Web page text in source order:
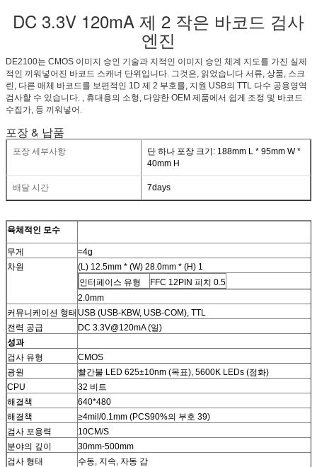
DC 3.3V 120mA 제 2 작은 바코드 검사
엔진
DE2100는 CMOS 이미지 승인 기술과 지적인 이미지 승인 체계 지도를 가진 실제
적인 끼워넣어진 바코드 스캐너 단위입니다. 그것은, 읽었습니다 서류, 상품, 스크
린, 다른 매체 바코드를 보편적인 1D 제 2 부호를, 지원 USB의 TTL 다수 공용영역
검사할 수 있습니다. , 휴대용의 소형, 다양한 OEM 제품에서 쉽게 조정 및 바코드
수집가, 등 끼워넣어.
포장 & 납품
포장 세부사항
단 하나 포장 크기: 188mm L * 95mm W *
40mm H
배달 시간 7days
육체적인 모수
무게
≈4g
차원
(L) 12.5mm * (W) 28.0mm * (H) 1
인터페이스 유형
FFC 12PIN 피치 0.5
2.0mm
커뮤니케이션 형태 USB (USB-KBW, USB-COM), TTL
전력 공급
DC 3.3V@120mA (일)
성과
검사 유형
CMOS
광원
빨간불 LED 625±10nm (목표), 5600K LEDs (점화)
CPU
32 비트
해결책
640*480
해결책
≥4mil/0.1mm (PCS90%의 부호 39)
검사 포용력
10CM/S
분야의 깊이
30mm-500mm
검사 형태
수동, 지속, 자동 감